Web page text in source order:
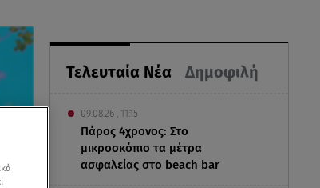
Τελευταία Νέα Δημοφιλή
09.08.26 , 11:15
Πάρος 4χρονος: Στο
μικροσκόπιο τα μέτρα
ασφαλείας στο beach bar